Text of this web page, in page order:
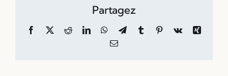
Partagez
Facebook
X RedditLinkedInWhatsApp
TelegramTumblr Pinterest
Vk
Xing
Email